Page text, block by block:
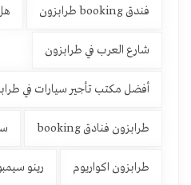
فندق booking طرابزون
شارع العرب في طرابزون
أفضل مكتب تأجير سيارات في
طرابزون فنادق booking
طرابزون اكواريوم رينو